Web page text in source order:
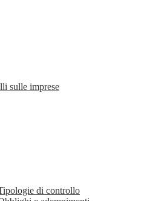
sulle imprese
di controllo